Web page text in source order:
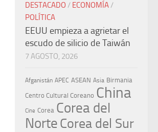
DESTACADO / ECONOMÍA/
POLÍTICA
EEUU empieza a agrietar el
escudo de silicio de Taiwán
7 AGOSTO, 2026
Afganistán APEC ASEAN Asia Birmania
Centro Cultural Coreano China
Cine Corea Corea del
NorteCorea del Sur